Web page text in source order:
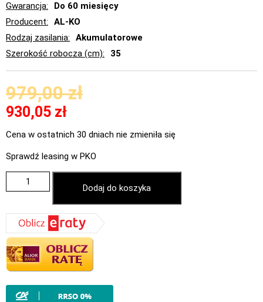
Gwarancja
Do 60 miesięcy
Producent
AL-KO
Rodzaj zasilania
Akumulatorowe
Szerokość robocza (cm)
35
979,00zł
930,05 zł
Cena w ostatnich 30 dniach nie zmieniła się
Sprawdź leasing w PKO
Dodaj do koszyka